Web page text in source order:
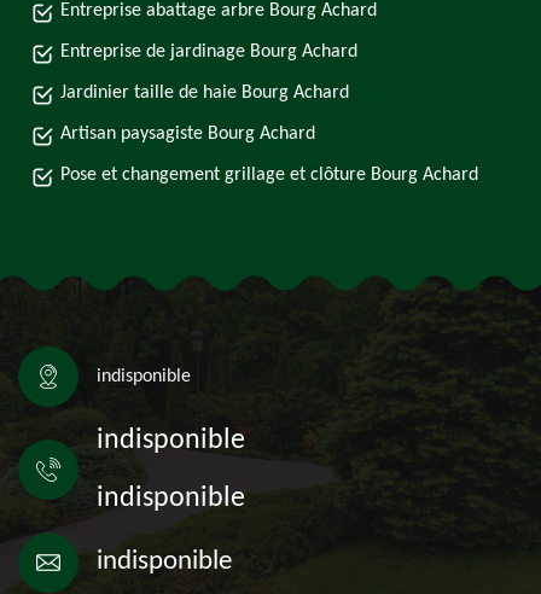
Entreprise abattage arbre Bourg Achard
Entreprise de jardinage Bourg Achard
Jardinier taille de haie Bourg Achard
Artisan paysagiste Bourg Achard
Pose et changement grillage et clôture Bourg Achard
indisponible
indisponible
indisponible
indisponible